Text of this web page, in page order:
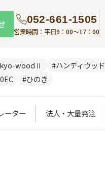
052-661-1505
営業時間：平日9：00～17：00
woodⅡ #ハンディウッド
#ひのき
ーター 法人・大量発注